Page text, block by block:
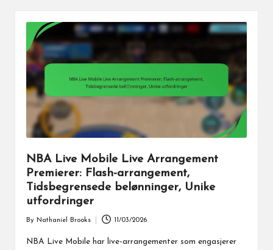
NBA Live Mobile Live Arrangement
Premierer: Flash-arrangement,
Tidsbegrensede belønninger, Unike
utfordringer
by
By Nathaniel Brooks 11/03/2026
NBA Live Mobile har live-arrangementer som engasjerer